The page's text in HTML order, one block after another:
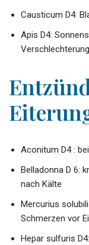
Causticum D4:
Apis D4:
Aconitum D4 :
Belladonna D 6:
nach Kälte
Mercurius
Schmerzen vor
Hepar sulfuris